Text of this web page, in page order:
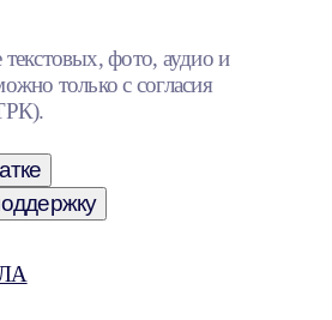
фото, аудио и
только с согласия